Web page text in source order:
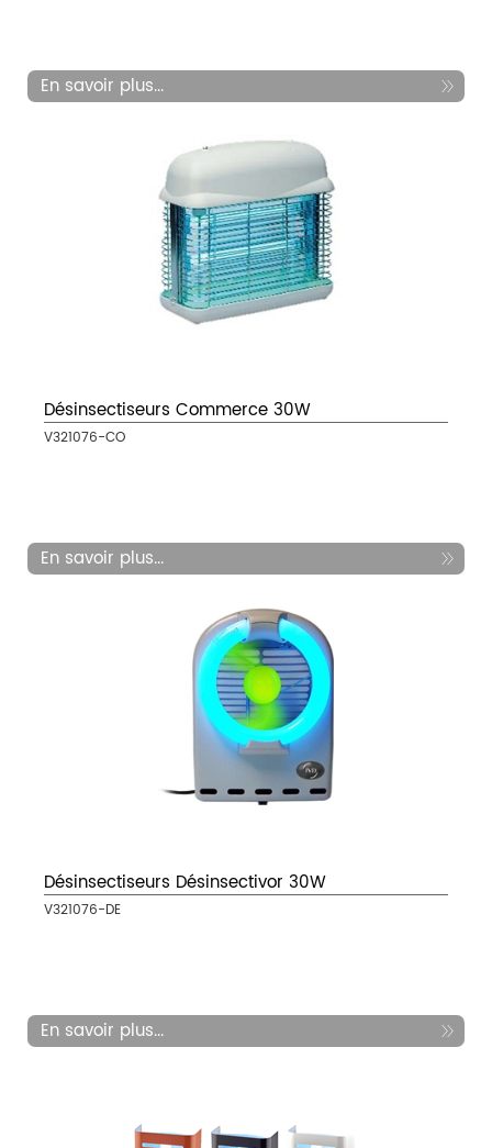
En savoir plus...
Désinsectiseurs Commerce 30W
V321076-CO
En savoir plus...
Désinsectiseurs Désinsectivor 30W
V321076-DE
En savoir plus...